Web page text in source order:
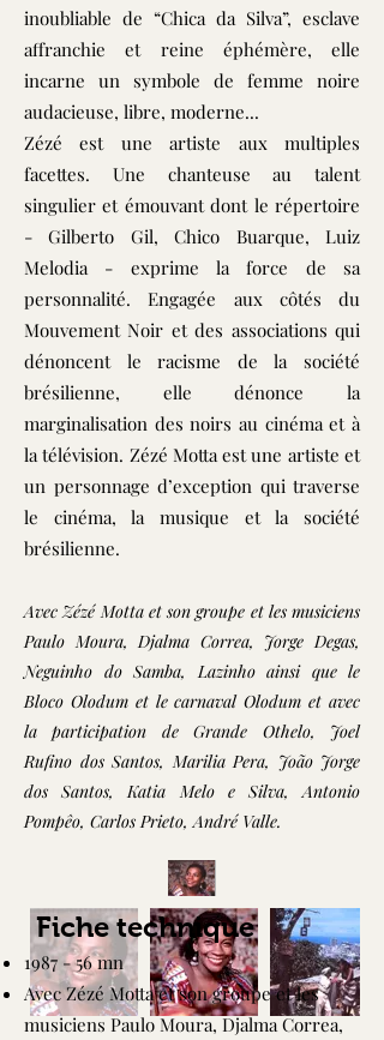
inoubliable de “Chica da Silva”, esclave
affranchie et reine éphémère, elle
incarne un symbole de femme noire
audacieuse, libre, moderne...
Zézé est une artiste aux multiples
facettes. Une chanteuse au talent
singulier et émouvant dont le répertoire
- Gilberto Gil, Chico Buarque, Luiz
Melodia - exprime la force de sa
personnalité. Engagée aux côtés du
Mouvement Noir et des associations qui
dénoncent le racisme de la société
brésilienne, elle dénonce la
marginalisation des noirs au cinéma et à
la télévision. Zézé Motta est une artiste et
un personnage d’exception qui traverse
le cinéma, la musique et la société
brésilienne.
AvecZézé Motta et son groupe et les musiciens
Paulo Moura, Djalma Correa, Jorge Degas,
Neguinho do Samba, Lazinho ainsi que le
Bloco Olodum et le carnaval Olodum et avec
la participation de Grande Othelo, Joel
Rufino dos Santos, Marilia Pera, João Jorge
dos Santos, Katia Melo e Silva, Antonio
Pompêo, Carlos Prieto, André Valle.
Fiche technique
1987 - 56 mn
Avec Zézé Motta et son groupe et les
musiciens Paulo Moura, Djalma Correa,